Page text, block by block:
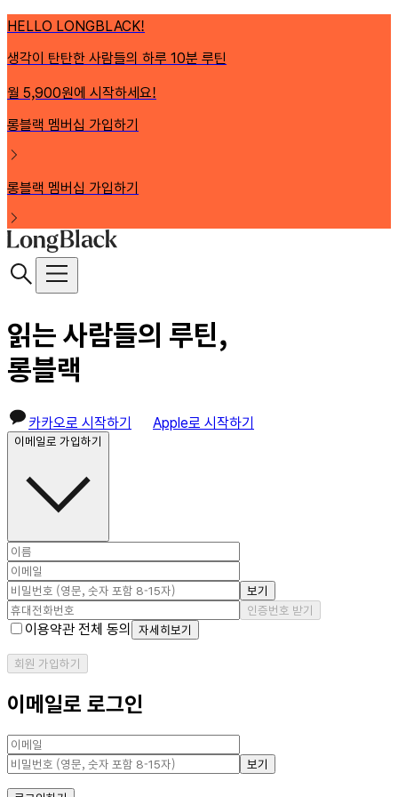
HELLO LONGBLACK!
생각이 탄탄한 사람들의 하루 10분 루틴
월 5,900원에 시작하세요!
롱블랙 멤버십 가입하기
롱블랙 멤버십 가입하기
읽는 사람들의 루틴,
롱블랙
카카오로 시작하기 Apple로 시작하기
이메일로 가입하기
보기
인증번호 받기
이용약관 전체 동의 자세히보기
회원 가입하기
이메일로 로그인
보기